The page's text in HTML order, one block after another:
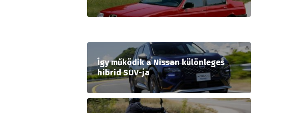
Így működik a Nissan különleges
hibrid SUV-ja